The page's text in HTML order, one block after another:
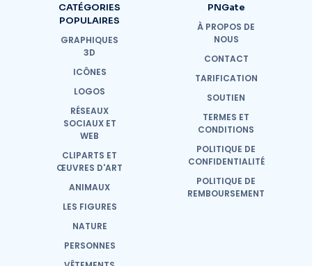
CATÉGORIES
POPULAIRES
GRAPHIQUES
3D
ICÔNES
LOGOS
RÉSEAUX
SOCIAUX ET
WEB
CLIPARTS ET
ŒUVRES D'ART
ANIMAUX
LES FIGURES
NATURE
PERSONNES
PNGate
À PROPOS DE
NOUS
CONTACT
TARIFICATION
SOUTIEN
TERMES ET
CONDITIONS
POLITIQUE DE
CONFIDENTIALITÉ
POLITIQUE DE
REMBOURSEMENT